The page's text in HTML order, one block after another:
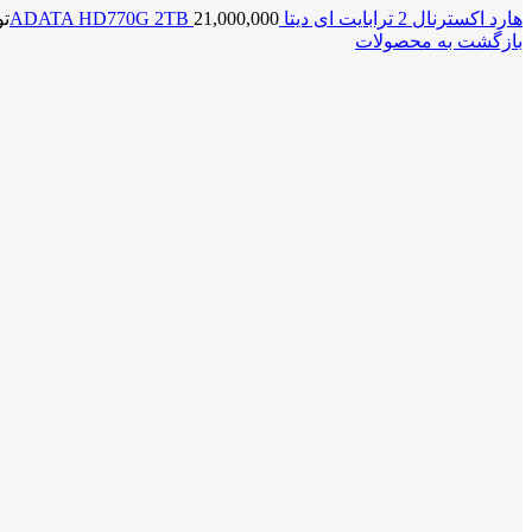
هارد اکسترنال 2 ترابایت ای دیتا ADATA HD770G 2TB 21,000,000
بازگشت به محصولات